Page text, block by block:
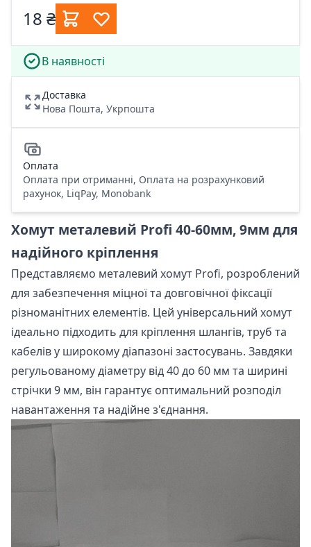
18 ₴
В наявності
Доставка
Нова Пошта, Укрпошта
Оплата
Оплата при отриманні, Оплата на розрахунковий
рахунок, LiqPay, Monobank
Хомут металевий Profi 40-60мм, 9мм для
надійного кріплення
Представляємо металевий хомут Profi, розроблений
для забезпечення міцної та довговічної фіксації
різноманітних елементів. Цей універсальний хомут
ідеально підходить для кріплення шлангів, труб та
кабелів у широкому діапазоні застосувань. Завдяки
регульованому діаметру від 40 до 60 мм та ширині
стрічки 9 мм, він гарантує оптимальний розподіл
навантаження та надійне з'єднання.